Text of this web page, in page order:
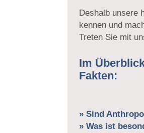
Deshalb unsere
kennen und
Treten Sie mit
Im
Fakten:
» Sind
» Was ist